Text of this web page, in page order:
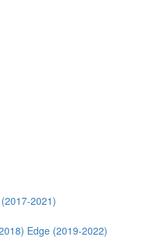
2021)
Edge (2019-2022)